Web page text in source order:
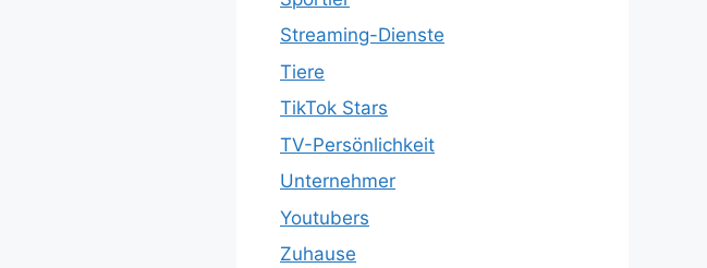
Streaming-Dienste
Tiere
TikTok Stars
TV-Persönlichkeit
Unternehmer
Youtubers
Zuhause